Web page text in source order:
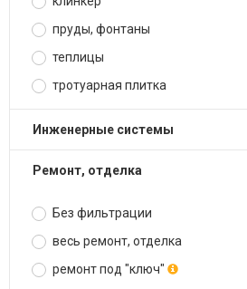
пруды, фонтаны
теплицы
тротуарная плитка
инженерные системы
ремонт, отделка
Без фильтрации
весь ремонт, отделка
ремонт под "ключ"